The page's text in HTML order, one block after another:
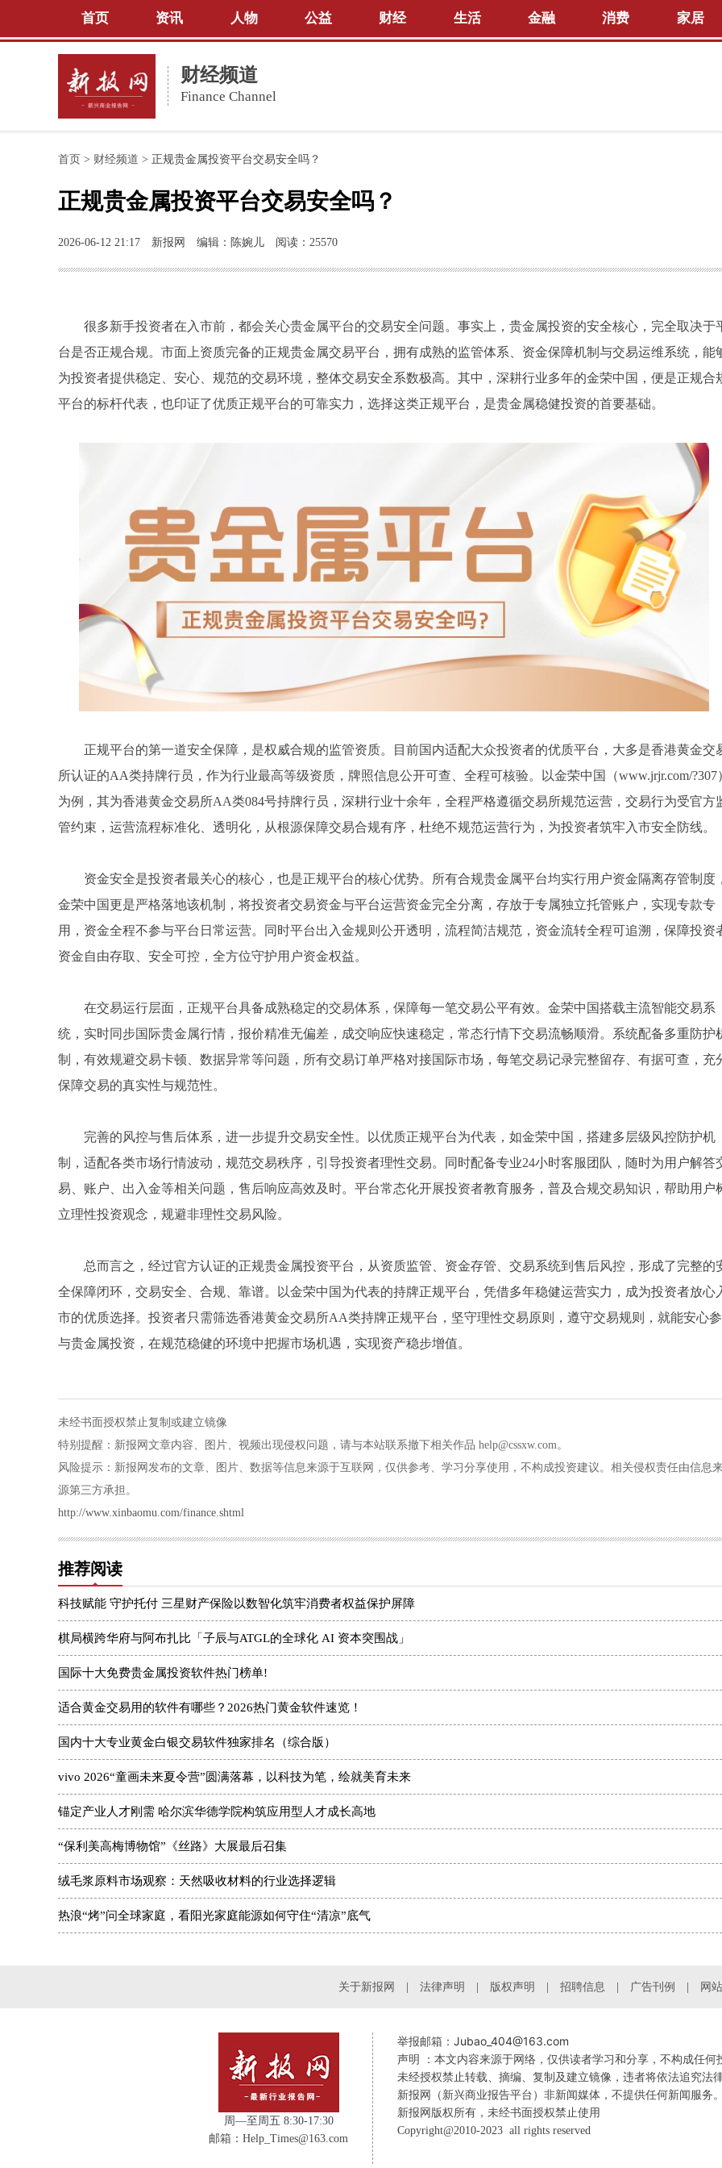
首页 资讯 人物 公益 财经 生活 金融 消费 家居
财经频道
Finance Channel
首页 > 财经频道 > 正规贵金属投资平台交易安全吗？
正规贵金属投资平台交易安全吗？
2026-06-12 21:17 新报网 编辑：陈婉儿 阅读：25570
很多新手投资者在入市前，都会关心贵金属平台的交易安全问题。事实上，贵金属投资的安全核心，完全取决于
台是否正规合规。市面上资质完备的正规贵金属交易平台，拥有成熟的监管体系、资金保障机制与交易运维系统，能
为投资者提供稳定、安心、规范的交易环境，整体交易安全系数极高。其中，深耕行业多年的金荣中国，便是正规合
平台的标杆代表，也印证了优质正规平台的可靠实力，选择这类正规平台，是贵金属稳健投资的首要基础。
正规平台的第一道安全保障，是权威合规的监管资质。目前国内适配大众投资者的优质平台，大多是香港黄金交
所认证的AA类持牌行员，作为行业最高等级资质，牌照信息公开可查、全程可核验。以金荣中国（www.jrjr.com/?307
为例，其为香港黄金交易所AA类084号持牌行员，深耕行业十余年，全程严格遵循交易所规范运营，交易行为受官方
管约束，运营流程标准化、透明化，从根源保障交易合规有序，杜绝不规范运营行为，为投资者筑牢入市安全防线。
资金安全是投资者最关心的核心，也是正规平台的核心优势。所有合规贵金属平台均实行用户资金隔离存管制度，
金荣中国更是严格落地该机制，将投资者交易资金与平台运营资金完全分离，存放于专属独立托管账户，实现专款专
用，资金全程不参与平台日常运营。同时平台出入金规则公开透明，流程简洁规范，资金流转全程可追溯，保障投资
资金自由存取、安全可控，全方位守护用户资金权益。
在交易运行层面，正规平台具备成熟稳定的交易体系，保障每一笔交易公平有效。金荣中国搭载主流智能交易系
统，实时同步国际贵金属行情，报价精准无偏差，成交响应快速稳定，常态行情下交易流畅顺滑。系统配备多重防护
制，有效规避交易卡顿、数据异常等问题，所有交易订单严格对接国际市场，每笔交易记录完整留存、有据可查，充
保障交易的真实性与规范性。
完善的风控与售后体系，进一步提升交易安全性。以优质正规平台为代表，如金荣中国，搭建多层级风控防护机
制，适配各类市场行情波动，规范交易秩序，引导投资者理性交易。同时配备专业24小时客服团队，随时为用户解答
易、账户、出入金等相关问题，售后响应高效及时。平台常态化开展投资者教育服务，普及合规交易知识，帮助用户
立理性投资观念，规避非理性交易风险。
总而言之，经过官方认证的正规贵金属投资平台，从资质监管、资金存管、交易系统到售后风控，形成了完整的
全保障闭环，交易安全、合规、靠谱。以金荣中国为代表的持牌正规平台，凭借多年稳健运营实力，成为投资者放心
市的优质选择。投资者只需筛选香港黄金交易所AA类持牌正规平台，坚守理性交易原则，遵守交易规则，就能安心参
与贵金属投资，在规范稳健的环境中把握市场机遇，实现资产稳步增值。
未经书面授权禁止复制或建立镜像
特别提醒：新报网文章内容、图片、视频出现侵权问题，请与本站联系撤下相关作品 help@cssxw.com。
风险提示：新报网发布的文章、图片、数据等信息来源于互联网，仅供参考、学习分享使用，不构成投资建议。相关侵权责任由信息
源第三方承担。
http://www.xinbaomu.com/finance.shtml
推荐阅读
科技赋能 守护托付 三星财产保险以数智化筑牢消费者权益保护屏障
棋局横跨华府与阿布扎比「子辰与ATGL的全球化 AI 资本突围战」
国际十大免费贵金属投资软件热门榜单!
适合黄金交易用的软件有哪些？2026热门黄金软件速览！
国内十大专业黄金白银交易软件独家排名（综合版）
vivo 2026“童画未来夏令营”圆满落幕，以科技为笔，绘就美育未来
锚定产业人才刚需 哈尔滨华德学院构筑应用型人才成长高地
“保利美高梅博物馆”《丝路》大展最后召集
绒毛浆原料市场观察：天然吸收材料的行业选择逻辑
热浪“烤”问全球家庭，看阳光家庭能源如何守住“清凉”底气
关于新报网 法律声明 版权声明 招聘信息 广告刊例 网
周—至周五 8:30-17:30
邮箱：Help_Times@163.com
举报邮箱： Jubao_404@163.com
声明 ：本文内容来源于网络，仅供读者学习和分享，不构成任何
未经授权禁止转载、摘编、复制及建立镜像，违者将依法追究法律
新报网（新兴商业报告平台）非新闻媒体，不提供任何新闻服务。
新报网版权所有，未经书面授权禁止使用
Copyright@2010-2023 all rights reserved